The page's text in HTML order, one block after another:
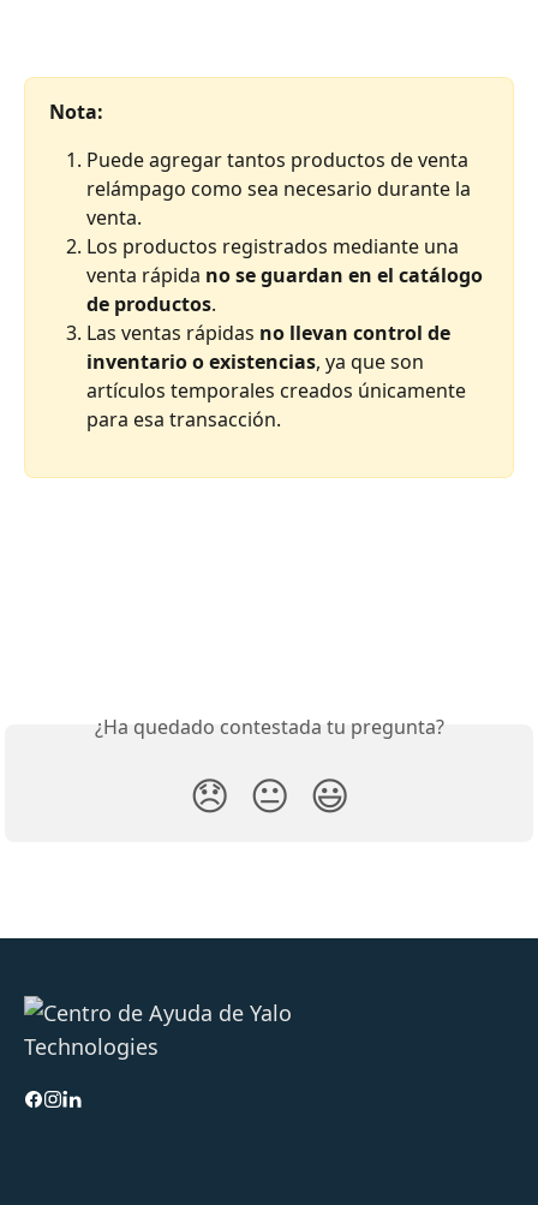
Nota:
Puede agregar tantos productos de venta
relámpago como sea necesario durante la
venta.
Los productos registrados mediante una
venta rápida no se guardan en el catálogo
de productos.
Las ventas rápidas no llevan control de
inventario o existencias, ya que son
artículos temporales creados únicamente
para esa transacción.
¿Ha quedado contestada tu pregunta?
😞 😐 😃